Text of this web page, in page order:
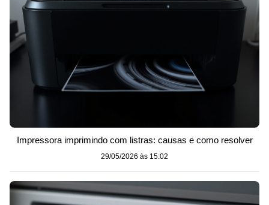
Impressora imprimindo com listras: causas e como resolver
29/05/2026 às 15:02